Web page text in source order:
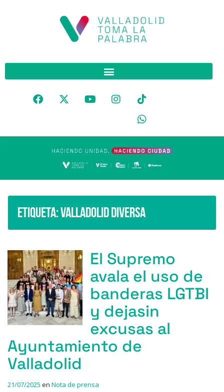
Etiqueta:Valladolid Diversa
El Supremo
avala el uso de
banderas LGTBI
y dejasin
excusas al
Ayuntamiento de
Valladolid
21/07/2025 en Nota de prensa